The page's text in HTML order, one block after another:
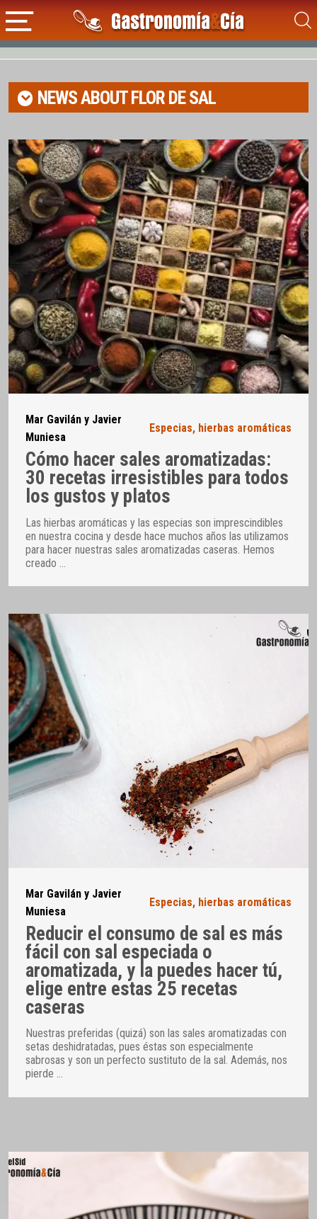
NEWS ABOUTFLOR DE SAL
Mar Gavilán y Javier
Muniesa
Especias, hierbas aromáticas
Cómo hacer sales aromatizadas:
30 recetas irresistibles para todos
los gustos y platos
Las hierbas aromáticas y las especias son imprescindibles
en nuestra cocina y desde hace muchos años las utilizamos
para hacer nuestras sales aromatizadas caseras. Hemos
creado
Mar Gavilán y Javier
Muniesa
Especias, hierbas aromáticas
Reducir el consumo de sal es más
fácil con sal especiada o
aromatizada, y la puedes hacer tú,
elige entre estas 25 recetas
caseras
Nuestras preferidas (quizá) son las sales aromatizadas con
setas deshidratadas, pues éstas son especialmente
sabrosas y son un perfecto sustituto de la sal. Además, nos
pierde …